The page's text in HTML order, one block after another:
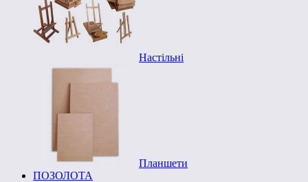
Настільні
Планшети
ПОЗОЛОТА